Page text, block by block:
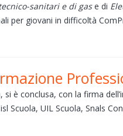
sanitari e di gase di
per giovani in difficoltà
si è conclusa, con la firma
Scuola, UIL Scuola, Snals